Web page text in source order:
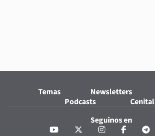
Temas Newsletters
Podcasts
Cenital
Seguinos en